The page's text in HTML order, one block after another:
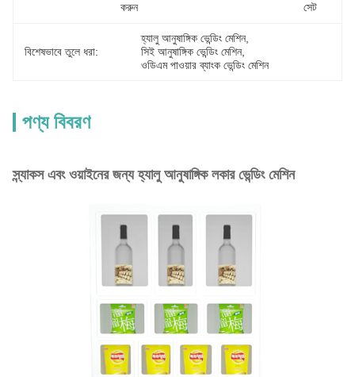
করুন
সেট
বিশেষভাবে তুলে ধরা:
হ্যালু আনুষাঙ্গিক ভেন্ডিং মেশিন,
সিই আনুষাঙ্গিক ভেন্ডিং মেশিন,
ওডিএম পাওয়ার ব্যাংক ভেন্ডিং মেশিন
পণ্য বিবরণ
স্ন্যাকস এবং ওয়াইনের জন্য হ্যালু আনুষাঙ্গিক লকার ভেন্ডিং মেশিন